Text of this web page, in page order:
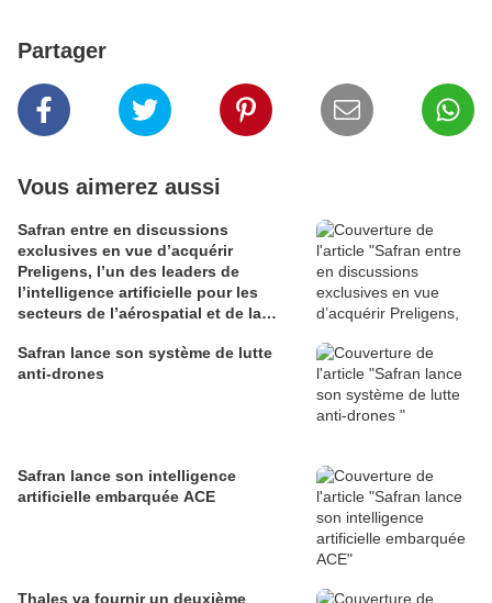
Partager
Vous aimerez aussi
Safran entre en discussions
exclusives en vue d’acquérir
Preligens, l’un des leaders de
l’intelligence artificielle pour les
secteurs de l’aérospatial et de la
Safran lance son système de lutte
anti-drones
Safran lance son intelligence
artificielle embarquée ACE
Thales va fournir un deuxième